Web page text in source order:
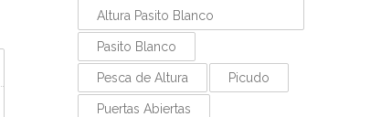
Altura Pasito Blanco
Pasito Blanco
Pesca de Altura Picudo
Puertas Abiertas